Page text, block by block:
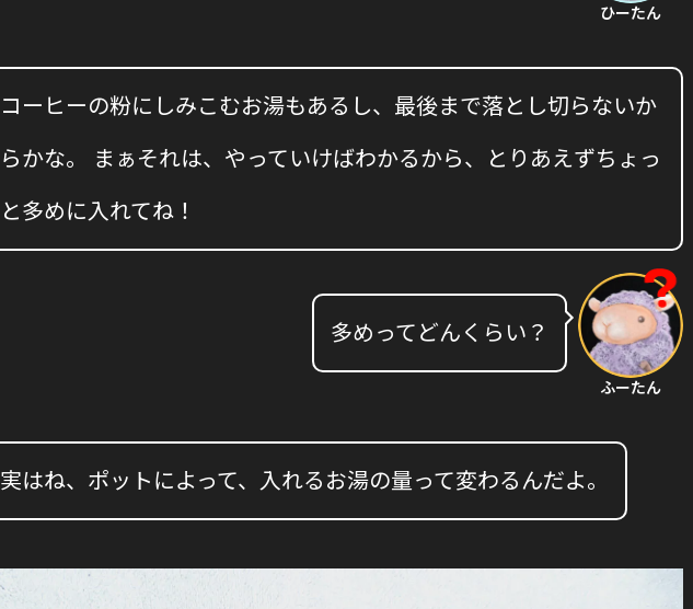
ひーたん
コーヒーの粉にしみこむお湯もあるし、最後まで落とし切らないか
らかな。 まぁそれは、やっていけばわかるから、とりあえずちょっ
と多めに入れてね！
多めってどんくらい？
ふーたん
実はね、ポットによって、入れるお湯の量って変わるんだよ。